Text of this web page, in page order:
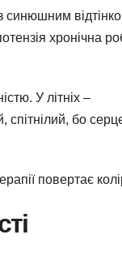
синюшним
хронічна
У літніх –
спітнілий, бо
повертає